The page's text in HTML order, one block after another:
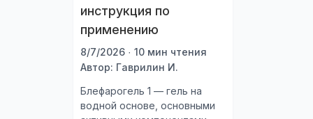
инструкция по
применению
8/7/2026 · 10 мин чтения
Автор: Гаврилин И.
Блефарогель 1 — гель на
водной основе, основными